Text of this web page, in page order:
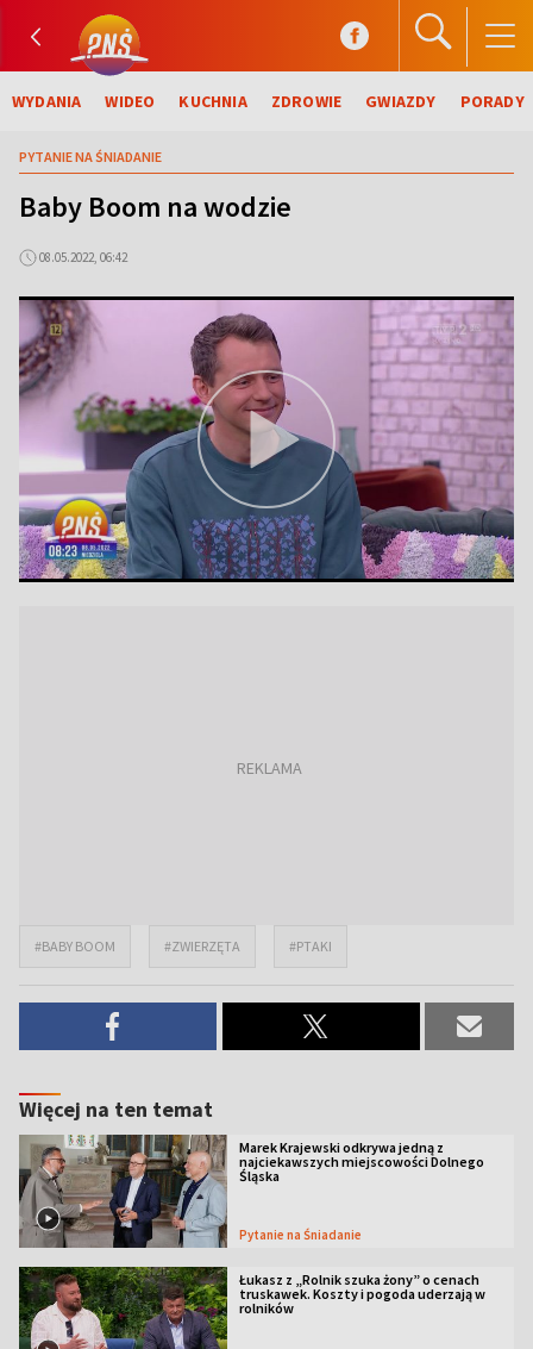
WYDANIA WIDEO KUCHNIA ZDROWIE GWIAZDY PORADY
PYTANIE NA ŚNIADANIE
Baby Boom na wodzie
08.05.2022, 06:42
#BABY BOOM #ZWIERZĘTA #PTAKI
Więcej na ten temat
Marek Krajewski odkrywa jedną z
najciekawszych miejscowości Dolnego
Śląska
Pytanie na Śniadanie
Łukasz z „Rolnik szuka żony” o cenach
truskawek. Koszty i pogoda uderzają w
rolników